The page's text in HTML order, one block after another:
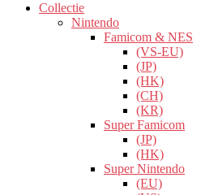
Collectie
Nintendo
Famicom & NES
(VS-EU)
(JP)
(HK)
(CH)
(KR)
Super Famicom
(JP)
(HK)
Super Nintendo
(EU)